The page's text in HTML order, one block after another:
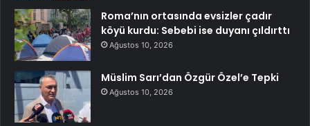
Roma’nın ortasında evsizler çadır
köyü kurdu: Sebebi ise duyanı çıldırttı
Ağustos 10, 2026
Müslim Sarı’dan Özgür Özel’e Tepki
Ağustos 10, 2026